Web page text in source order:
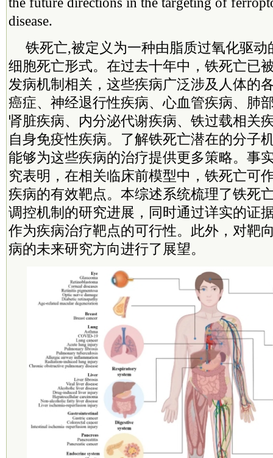
disease.
铁死亡,被定义为一种由脂质过氧化驱动
细胞死亡形式。在过去十年中，铁死亡已
发病机制相关，这些疾病广泛涉及人体的
癌症、神经退行性疾病、心血管疾病、肺
肾脏疾病、内分泌代谢疾病、铁过载相关
自身免疫性疾病。了解铁死亡潜在的分子
能够为这些疾病的治疗提供更多策略。事
究表明，在相关临床前模型中，铁死亡可
疾病的有效靶点。本综述系统梳理了铁死
调控机制的研究进展，同时通过详实的证
作为疾病治疗靶点的可行性。此外，对靶
病的未来研究方向进行了展望。